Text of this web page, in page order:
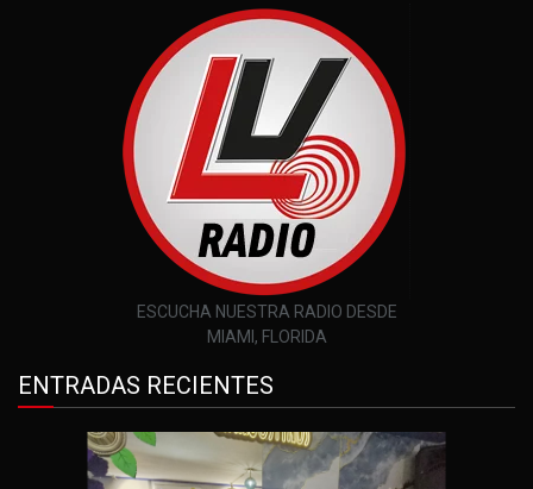
ESCUCHA NUESTRA RADIO DESDE
MIAMI, FLORIDA
ENTRADAS RECIENTES